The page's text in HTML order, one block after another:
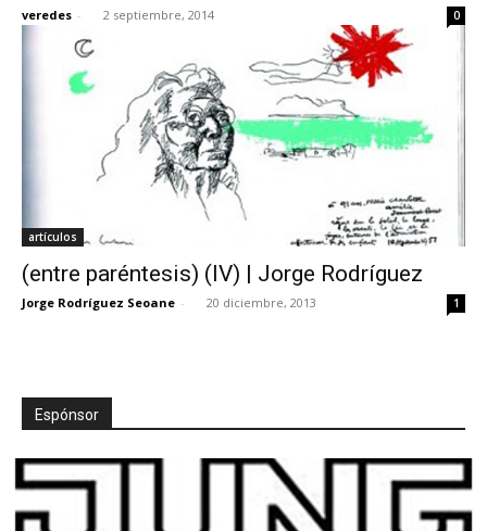
veredes - 2 septiembre, 2014 0
artículos
(entre paréntesis) (IV) | Jorge Rodríguez
Jorge Rodríguez Seoane - 20 diciembre, 2013 1
Espónsor